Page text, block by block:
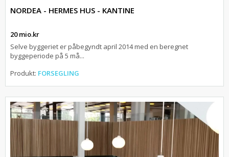
NORDEA - HERMES HUS - KANTINE
20 mio.kr
Selve byggeriet er påbegyndt april 2014 med en beregnet
byggeperiode på 5 må...
Produkt: FORSEGLING